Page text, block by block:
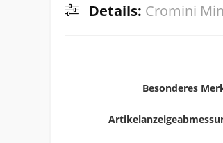
Details: Cromini
Besonderes